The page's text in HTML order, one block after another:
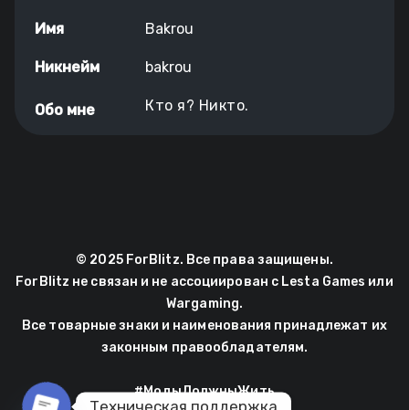
Имя Bakrou
Никнейм bakrou
Обо мне Кто я? Никто.
© 2025 ForBlitz. Все права защищены.
ForBlitz не связан и не ассоциирован с Lesta Games или
Wargaming.
Все товарные знаки и наименования принадлежат их
законным правообладателям.
#МодыДолжныЖить
Техническая поддержка